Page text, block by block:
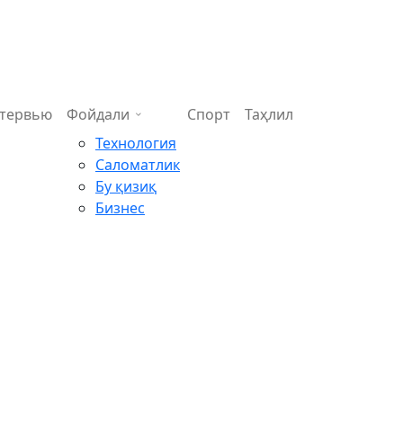
Фойдали
Технология
Саломатлик
Бу қизиқ
Бизнес
Спорт Таҳлил